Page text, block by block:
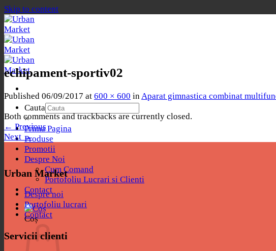
Skip to content
Cauta
×
Prima Pagina
Produse
Promotii
Despre Noi
Cum Comand
Portofoliu Lucrari si Clienti
Contact
Coș
echipament-sportiv02
Published 06/09/2017 at 600 × 600 inAparat gimnastica combinat
Both comments and trackbacks are currently closed.
← Previous
Next →
Urban Market
Despre noi
Portofoliu lucrari
Contact
Servicii clienti